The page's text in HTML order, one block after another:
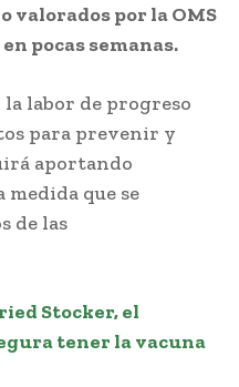
valorados por la OMS
pocas semanas.
la labor de progreso
para prevenir y
aportando
que se
de las
Stocker, el
tener la vacuna